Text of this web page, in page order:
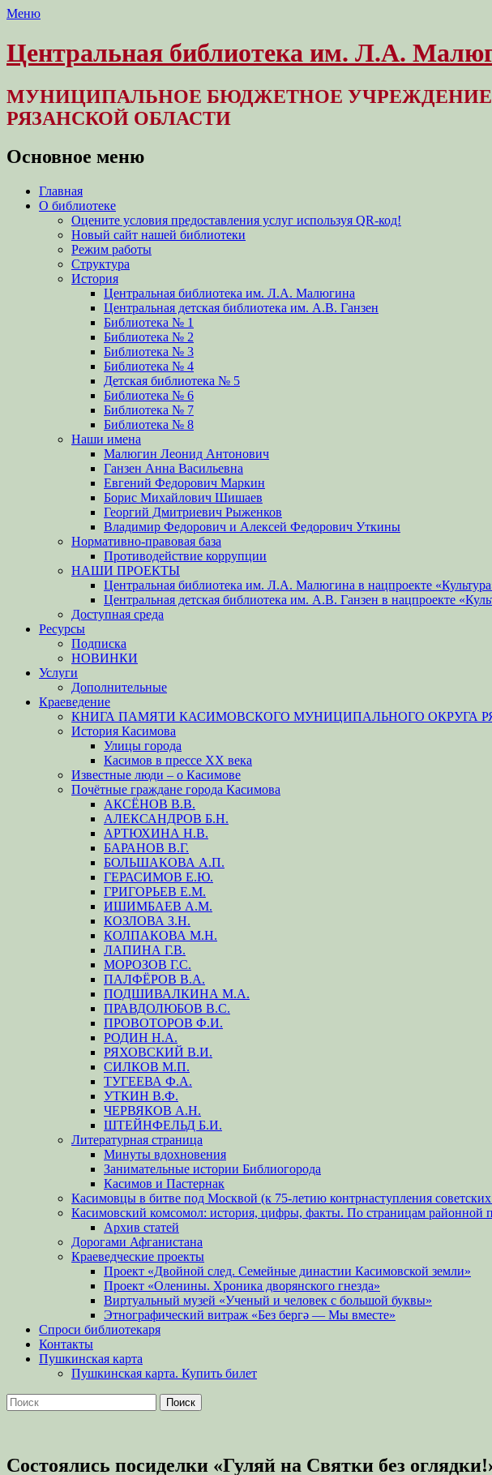
Меню
Центральная библиотека им. Л.А.
МУНИЦИПАЛЬНОЕ БЮДЖЕТНОЕ
РЯЗАНСКОЙ ОБЛАСТИ
Основное меню
Перейти
содержимому
Главная
О библиотеке
Оцените условия предоставления услуг используя QR-код!
Новый сайт нашей библиотеки
Режим работы
Структура
История
Центральная библиотека им. Л.А. Малюгина
Центральная детская библиотека им. А.В. Ганзен
Библиотека № 1
Библиотека № 2
Библиотека № 3
Библиотека № 4
Детская библиотека № 5
Библиотека № 6
Библиотека № 7
Библиотека № 8
Наши имена
Малюгин Леонид Антонович
Ганзен Анна Васильевна
Евгений Федорович Маркин
Борис Михайлович Шишаев
Георгий Дмитриевич Рыженков
Владимир Федорович и Алексей Федорович Уткины
Нормативно-правовая база
Противодействие коррупции
НАШИ ПРОЕКТЫ
Центральная библиотека им. Л.А. Малюгина в нацпроекте
Центральная детская библиотека им. А.В. Ганзен в нацпроекте
Доступная среда
Ресурсы
Подписка
НОВИНКИ
Услуги
Дополнительные
Краеведение
КНИГА ПАМЯТИ КАСИМОВСКОГО МУНИЦИПАЛЬНОГО ОКРУГА
История Касимова
Улицы города
Касимов в прессе XX века
Известные люди – о Касимове
Почётные граждане города Касимова
АКСЁНОВ В.В.
АЛЕКСАНДРОВ Б.Н.
АРТЮХИНА Н.В.
БАРАНОВ В.Г.
БОЛЬШАКОВА А.П.
ГЕРАСИМОВ Е.Ю.
ГРИГОРЬЕВ Е.М.
ИШИМБАЕВ А.М.
КОЗЛОВА З.Н.
КОЛПАКОВА М.Н.
ЛАПИНА Г.В.
МОРОЗОВ Г.С.
ПАЛФЁРОВ В.А.
ПОДШИВАЛКИНА М.А.
ПРАВДОЛЮБОВ В.С.
ПРОВОТОРОВ Ф.И.
РОДИН Н.А.
РЯХОВСКИЙ В.И.
СИЛКОВ М.П.
ТУГЕЕВА Ф.А.
УТКИН В.Ф.
ЧЕРВЯКОВ А.Н.
ШТЕЙНФЕЛЬД Б.И.
Литературная страница
Минуты вдохновения
Занимательные истории Библиогорода
Касимов и Пастернак
Касимовцы в битве под Москвой (к 75-летию контрнаступления
Касимовский комсомол: история, цифры, факты. По страницам районной
Архив статей
Дорогами Афганистана
Краеведческие проекты
Проект «Двойной след. Семейные династии Касимовской земли»
Проект «Оленины. Хроника дворянского гнезда»
Виртуальный музей «Ученый и человек с большой буквы»
Этнографический витраж «Без бергə — Мы вместе»
Спроси библиотекаря
Контакты
Пушкинская карта
Пушкинская карта. Купить билет
Поиск
Найти:
Состоялись посиделки «Гуляй на Святки без